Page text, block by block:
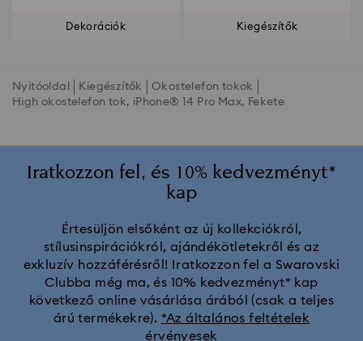
Dekorációk Kiegészítők
Nyitóoldal Kiegészítők
Okostelefon tokok
High okostelefon tok, iPhone® 14 Pro Max, Fekete
Iratkozzon fel, és 10% kedvezményt*
kap
Értesüljön elsőként az új kollekciókról,
stílusinspirációkról, ajándékötletekről és az
exkluzív hozzáférésről! Iratkozzon fel a Swarovski
Clubba még ma, és 10% kedvezményt* kap
következő online vásárlása árából (csak a teljes
árú termékekre). *Az általános feltételek
érvényesek